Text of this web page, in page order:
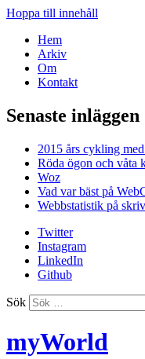
Hoppa till innehåll
Hem
Arkiv
Om
Kontakt
Senaste inläggen
2015 års cykling
Röda ögon och våta
Woz
Vad var bäst på
Webbstatistik på
Twitter
Instagram
LinkedIn
Github
Sök
myWorld